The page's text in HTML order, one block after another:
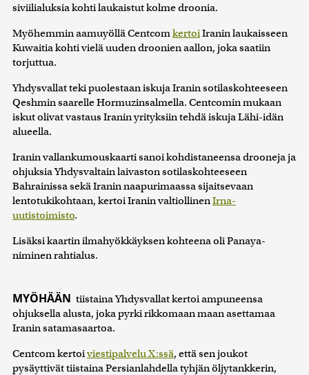
siviilialuksia kohti laukaistut kolme droonia.
Myöhemmin aamuyöllä CentcomkertoiIranin laukaisseen
Kuwaitia kohti vielä uuden droonien aallon, joka saatiin
torjuttua.
Yhdysvallat teki puolestaan iskuja Iranin sotilaskohteeseen
Qeshmin saarelle Hormuzinsalmella. Centcomin mukaan
iskut olivat vastaus Iranin yrityksiin tehdä iskuja Lähi-idän
alueella.
Iranin vallankumouskaarti sanoi kohdistaneensa drooneja ja
ohjuksia Yhdysvaltain laivaston sotilaskohteeseen
Bahrainissa sekä Iranin naapurimaassa sijaitsevaan
lentotukikohtaan, kertoi Iranin valtiollinenIrna-
uutistoimisto.
Lisäksi kaartin ilmahyökkäyksen kohteena oli Panaya-
niminen rahtialus.
MYÖHÄÄN tiistaina Yhdysvallat kertoi ampuneensa
ohjuksella alusta, joka pyrki rikkomaan maan asettamaa
Iranin satamasaartoa.
Centcom kertoiviestipalvelu X:ssä, että sen joukot
pysäyttivät tiistaina Persianlahdella tyhjän öljytankkerin,